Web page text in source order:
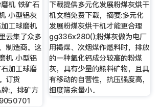
机 铁矿石
小型铝灰
工球磨机
云集了众多
制造商。这
机 小型铝
加工球磨
订货
:，排矿方
下载提供多元化发展粉煤灰烘干
机文档免费下载，摘要:多元化
发展粉煤灰烘干机才能更合理
gg336x280();粉煤灰做为电厂
用褐煤、次烟煤作燃料时，排放
的一种氧化钙成分较高的粉煤
灰，具有少量的熟料矿物，且具
有移动的自营性，抗压强度高，
细度筛余量小。